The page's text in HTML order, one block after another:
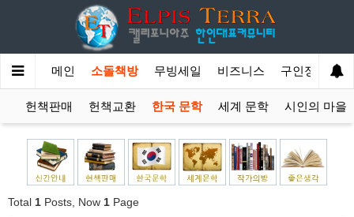
메인 소돌책방 무빙세일 비즈니스 구인정보
헌책판매 헌책교환 한국 문학 세계 문학 시인의 마을
Total 1 Posts, Now 1 Page